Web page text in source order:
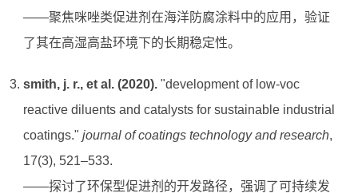
——聚焦咪唑类促进剂在海洋防腐涂料中的应用，验证
了其在高湿高盐环境下的长期稳定性。
smith, j. r., et al. (2020)."development of low-voc
reactive diluents and catalysts for sustainable industrial
coatings." journal of coatings technology and research,
17(3), 521–533.
——探讨了环保型促进剂的开发路径，强调了可持续发